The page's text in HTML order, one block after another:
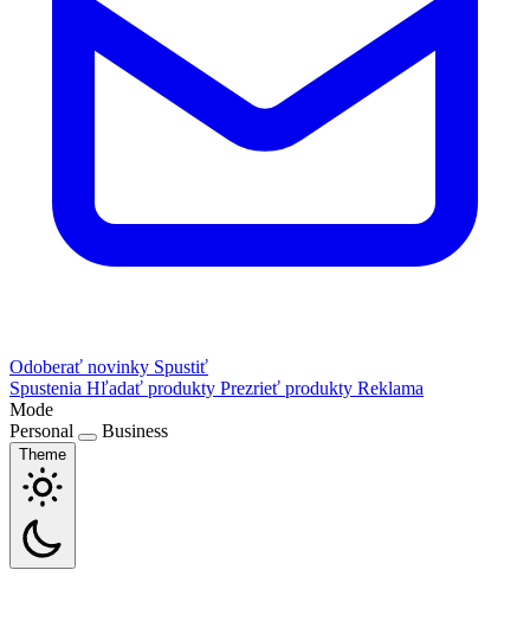
Odoberať novinky Spustiť
Spustenia Hľadať produkty Prezrieť produkty Reklama
Mode
Personal
Business
Theme